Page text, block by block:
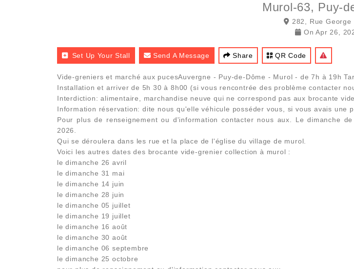
Murol-63, Puy-
282, Rue George
On Apr 26,
Set Up Your Stall Send A Message Share QR Code
Vide-greniers et marché aux pucesAuvergne - Puy-de-Dôme - Murol - de 7h à 19h
Installation et arriver de 5h 30 à 8h00 (si vous rencontrée des problème contacter
Interdiction: alimentaire, marchandise neuve qui ne correspond pas aux brocante
Information réservation: dite nous qu'elle véhicule posséder vous, si vous avais une
Pour plus de renseignement ou d'information contacter nous aux. Le dimanche
2026.
Qui se déroulera dans les rue et la place de l'église du village de murol.
Voici les autres dates des brocante vide-grenier collection à murol :
le dimanche 26 avril
le dimanche 31 mai
le dimanche 14 juin
le dimanche 28 juin
le dimanche 05 juillet
le dimanche 19 juillet
le dimanche 16 août
le dimanche 30 août
le dimanche 06 septembre
le dimanche 25 octobre